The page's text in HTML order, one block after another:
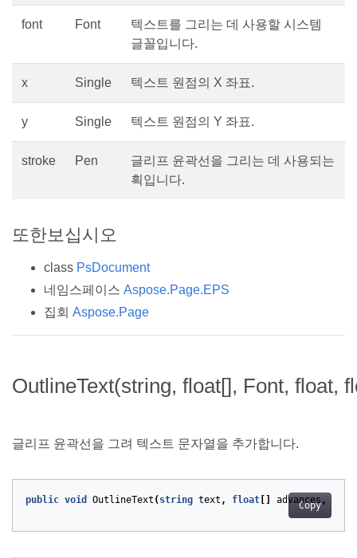
font Font
텍스트를 그리는 데 사용할 시스템
글꼴입니다.
x Single 텍스트 원점의 X 좌표.
y Single 텍스트 원점의 Y 좌표.
stroke Pen
글리프 윤곽선을 그리는 데 사용되는
획입니다.
또한보십시오
class PsDocument
네임스페이스 Aspose.Page.EPS
집회 Aspose.Page
OutlineText(string, float[], Font, float,
글리프 윤곽선을 그려 텍스트 문자열을 추가합니다.
Copy
public void OutlineText ( string text , float advances ,